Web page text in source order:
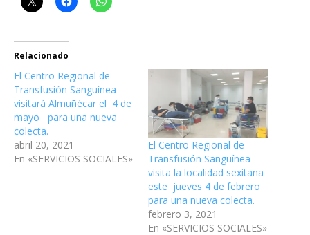
Relacionado
El Centro Regional de
Transfusión Sanguínea
visitará Almuñécar el 4 de
mayo para una nueva
colecta.
abril 20, 2021
En «SERVICIOS SOCIALES»
El Centro Regional de
Transfusión Sanguínea
visita la localidad sexitana
este jueves 4 de febrero
para una nueva colecta.
febrero 3, 2021
En «SERVICIOS SOCIALES»